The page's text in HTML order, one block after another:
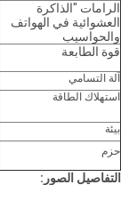
الرامات "الذاكرة
العشوائية في الهواتف
والحواسيب
قوة الطابعة
آلة التسامي
استهلاك الطاقة
بيئة
حزم
التفاصيل الصور: